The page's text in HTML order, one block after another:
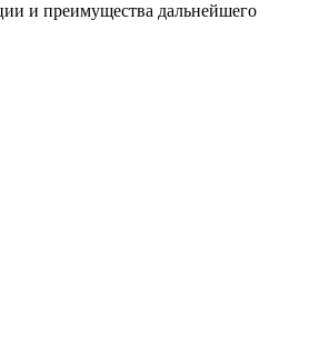
и преимущества дальнейшего